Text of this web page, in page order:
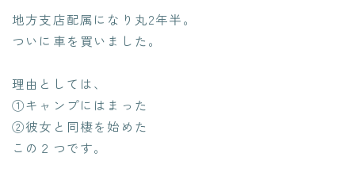
地方支店配属になり丸2年半。
ついに車を買いました。
理由としては、
①キャンプにはまった
②彼女と同棲を始めた
この２つです。